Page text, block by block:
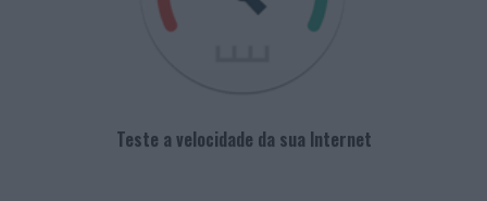
Teste a velocidade da sua Internet